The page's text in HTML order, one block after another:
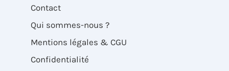
Contact
Qui sommes-nous ?
Mentions légales & CGU
Confidentialité